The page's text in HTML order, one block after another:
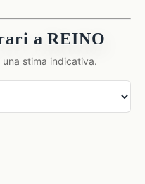
a REINO
stima indicativa.